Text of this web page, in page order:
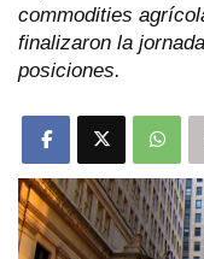
commodities
finalizaron la
posiciones.